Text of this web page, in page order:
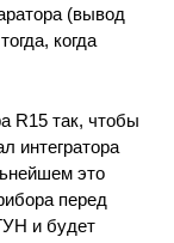
(вывод
когда
R15 так, чтобы
интегратора
это
перед
и будет